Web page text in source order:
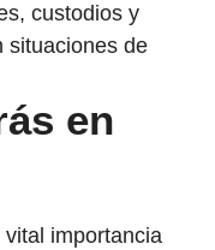
custodios y
situaciones de
en
importancia